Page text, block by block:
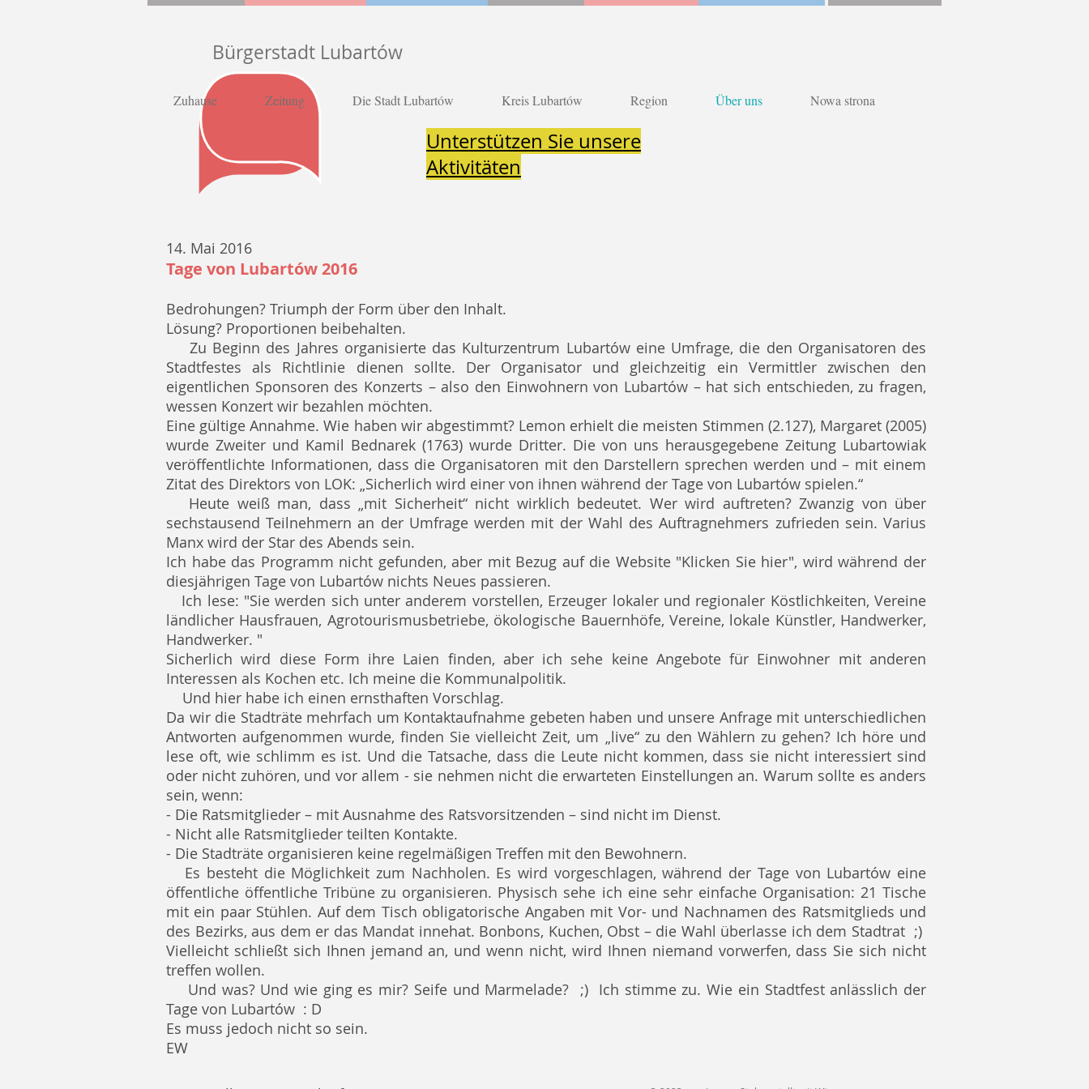
Bürgerstadt Lubartów
Zuhause Zeitung Die Stadt Lubartów Kreis Lubartów Region Über uns Nowa strona
Unterstützen Sie unsere
Aktivitäten
14. Mai 2016
Tage von Lubartów 2016
Bedrohungen? Triumph der Form über den Inhalt.
Lösung? Proportionen beibehalten.
Zu Beginn des Jahres organisierte das Kulturzentrum Lubartów eine Umfrage, die den Organisatoren des
Stadtfestes als Richtlinie dienen sollte. Der Organisator und gleichzeitig ein Vermittler zwischen den
eigentlichen Sponsoren des Konzerts – also den Einwohnern von Lubartów – hat sich entschieden, zu fragen,
wessen Konzert wir bezahlen möchten.
Eine gültige Annahme. Wie haben wir abgestimmt? Lemon erhielt die meisten Stimmen (2.127), Margaret (2005)
wurde Zweiter und Kamil Bednarek (1763) wurde Dritter. Die von uns herausgegebene Zeitung Lubartowiak
veröffentlichte Informationen, dass die Organisatoren mit den Darstellern sprechen werden und – mit einem
Zitat des Direktors von LOK: „Sicherlich wird einer von ihnen während der Tage von Lubartów spielen.“
Heute weiß man, dass „mit Sicherheit“ nicht wirklich bedeutet. Wer wird auftreten? Zwanzig von über
sechstausend Teilnehmern an der Umfrage werden mit der Wahl des Auftragnehmers zufrieden sein. Varius
Manx wird der Star des Abends sein.
Ich habe das Programm nicht gefunden, aber mit Bezug auf die Website "Klicken Sie hier", wird während der
diesjährigen Tage von Lubartów nichts Neues passieren.
Ich lese: "Sie werden sich unter anderem vorstellen, Erzeuger lokaler und regionaler Köstlichkeiten, Vereine
ländlicher Hausfrauen, Agrotourismusbetriebe, ökologische Bauernhöfe, Vereine, lokale Künstler, Handwerker,
Handwerker. "
Sicherlich wird diese Form ihre Laien finden, aber ich sehe keine Angebote für Einwohner mit anderen
Interessen als Kochen etc. Ich meine die Kommunalpolitik.
Und hier habe ich einen ernsthaften Vorschlag.
Da wir die Stadträte mehrfach um Kontaktaufnahme gebeten haben und unsere Anfrage mit unterschiedlichen
Antworten aufgenommen wurde, finden Sie vielleicht Zeit, um „live“ zu den Wählern zu gehen? Ich höre und
lese oft, wie schlimm es ist. Und die Tatsache, dass die Leute nicht kommen, dass sie nicht interessiert sind
oder nicht zuhören, und vor allem - sie nehmen nicht die erwarteten Einstellungen an. Warum sollte es anders
sein, wenn:
- Die Ratsmitglieder – mit Ausnahme des Ratsvorsitzenden – sind nicht im Dienst.
- Nicht alle Ratsmitglieder teilten Kontakte.
- Die Stadträte organisieren keine regelmäßigen Treffen mit den Bewohnern.
Es besteht die Möglichkeit zum Nachholen. Es wird vorgeschlagen, während der Tage von Lubartów eine
öffentliche öffentliche Tribüne zu organisieren. Physisch sehe ich eine sehr einfache Organisation: 21 Tische
mit ein paar Stühlen. Auf dem Tisch obligatorische Angaben mit Vor- und Nachnamen des Ratsmitglieds und
des Bezirks, aus dem er das Mandat innehat. Bonbons, Kuchen, Obst – die Wahl überlasse ich dem Stadtrat ;)
Vielleicht schließt sich Ihnen jemand an, und wenn nicht, wird Ihnen niemand vorwerfen, dass Sie sich nicht
treffen wollen.
Und was? Und wie ging es mir? Seife und Marmelade?
;) Ich stimme zu. Wie ein Stadtfest anlässlich der
Tage von Lubartów : D
Es muss jedoch nicht so sein.
EW